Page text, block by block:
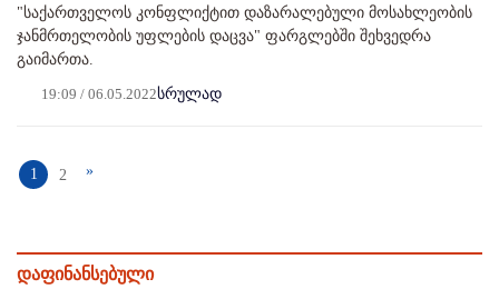
"საქართველოს კონფლიქტით დაზარალებული მოსახლეობის
ჯანმრთელობის უფლების დაცვა" ფარგლებში შეხვედრა
გაიმართა.
19:09 / 06.05.2022სრულად
1 2 »
დაფინანსებული